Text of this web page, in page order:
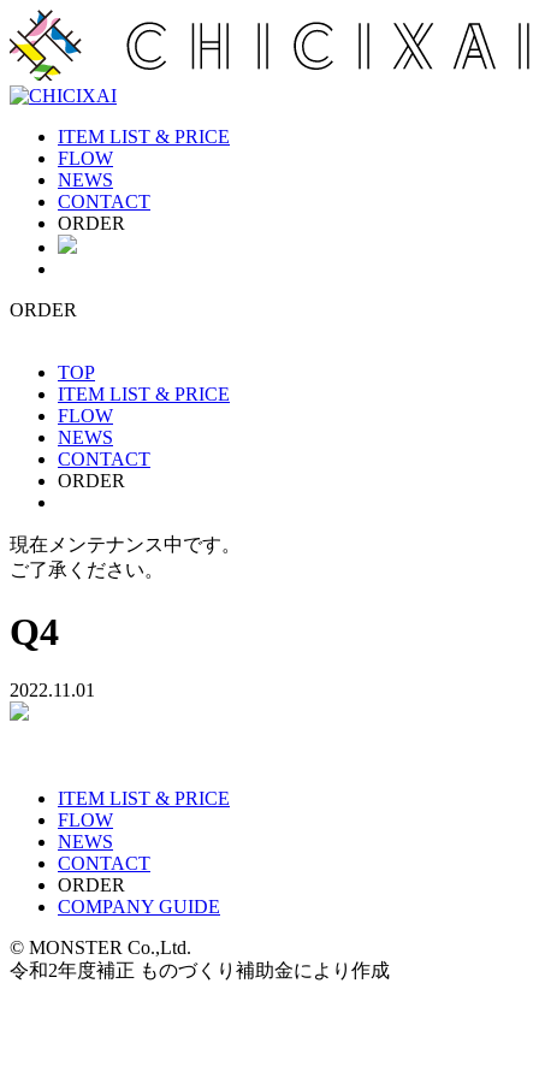
ITEM LIST & PRICE
FLOW
NEWS
CONTACT
ORDER
ORDER
TOP
ITEM LIST & PRICE
FLOW
NEWS
CONTACT
ORDER
現在メンテナンス中です。
ご了承ください。
Q4
2022.11.01
ITEM LIST & PRICE
FLOW
NEWS
CONTACT
ORDER
COMPANY GUIDE
© MONSTER Co.,Ltd.
令和2年度補正 ものづくり補助金により作成